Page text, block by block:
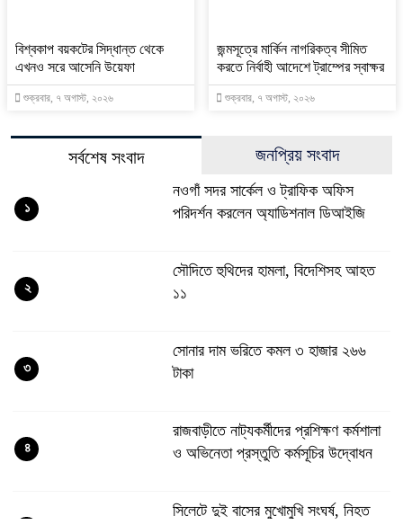
বিশ্বকাপ বয়কটের সিদ্ধান্ত থেকে
এখনও সরে আসেনি উয়েফা
শুক্রবার, ৭ অগাস্ট, ২০২৬
জন্মসূত্রে মার্কিন নাগরিকত্ব সীমিত
করতে নির্বাহী আদেশে ট্রাম্পের স্বাক্ষর
শুক্রবার, ৭ অগাস্ট, ২০২৬
সর্বশেষ সংবাদ জনপ্রিয় সংবাদ
নওগাঁ সদর সার্কেল ও ট্রাফিক অফিস
পরিদর্শন করলেন অ্যাডিশনাল ডিআইজি
১
সৌদিতে হুথিদের হামলা, বিদেশিসহ আহত
১১
২
সোনার দাম ভরিতে কমল ৩ হাজার ২৬৬
টাকা
৩
রাজবাড়ীতে নাট্যকর্মীদের প্রশিক্ষণ কর্মশালা
ও অভিনেতা প্রস্তুতি কর্মসূচির উদ্বোধন
৪
সিলেটে দুই বাসের মুখোমুখি সংঘর্ষ, নিহত